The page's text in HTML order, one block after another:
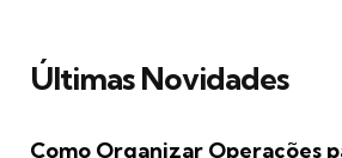
Últimas Novidades
Como Organizar Operações